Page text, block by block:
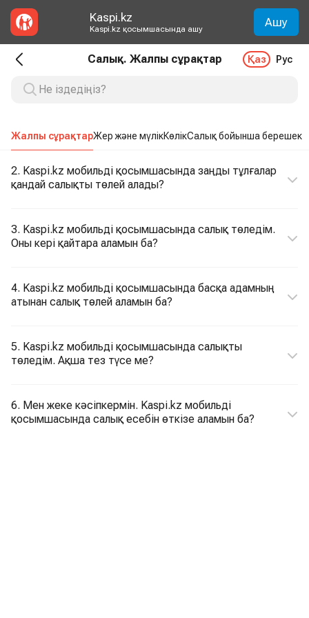
Kaspi.kz
Kaspi.kz қосымшасында ашу Ашу
Салық. Жалпы сұрақтар Қаз Рус
Жалпы сұрақтарЖер және мүлікКөлікСалық бойынша берешек
2. Kaspi.kz мобильді қосымшасында заңды тұлғалар
қандай салықты төлей алады?
3. Kaspi.kz мобильді қосымшасында салық төледім.
Оны кері қайтара аламын ба?
4. Kaspi.kz мобильді қосымшасында басқа адамның
атынан салық төлей аламын ба?
5. Kaspi.kz мобильді қосымшасында салықты
төледім. Ақша тез түсе ме?
6. Мен жеке кәсіпкермін. Kaspi.kz мобильді
қосымшасында салық есебін өткізе аламын ба?